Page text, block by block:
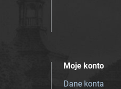
Moje konto
Dane konta